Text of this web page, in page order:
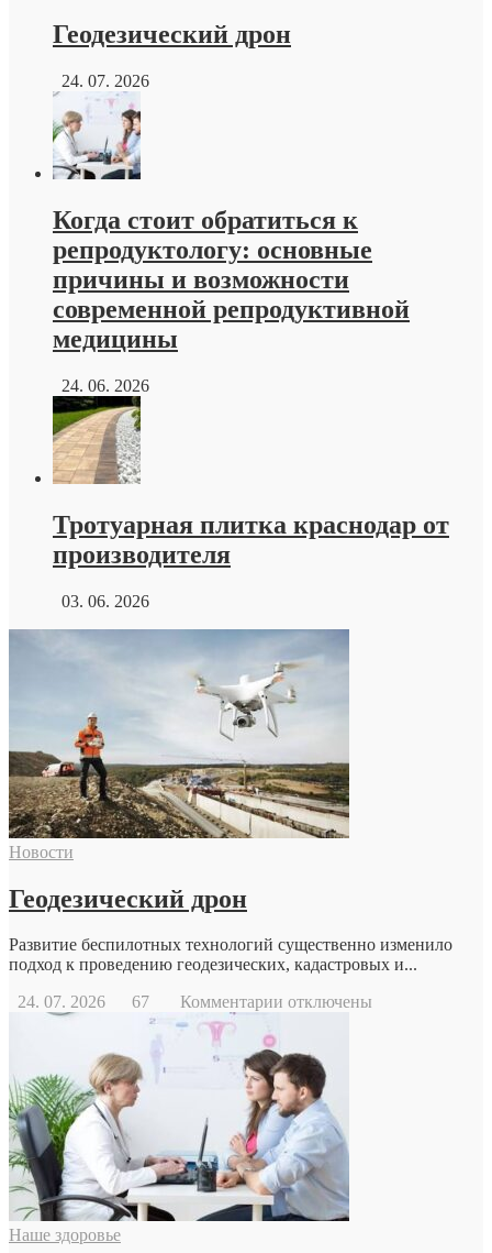
Геодезический дрон
24. 07. 2026
Когда стоит обратиться к
репродуктологу: основные
причины и возможности
современной репродуктивной
медицины
24. 06. 2026
Тротуарная плитка краснодар от
производителя
03. 06. 2026
Новости
Геодезический дрон
Развитие беспилотных технологий существенно изменило
подход к проведению геодезических, кадастровых и...
24. 07. 2026
67 Комментарии к
дрон
отключены
Наше здоровье